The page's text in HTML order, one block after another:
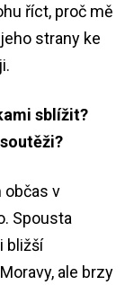
říct, proč mě
strany ke
sblížit?
občas v
Spousta
bližší
ale brzy